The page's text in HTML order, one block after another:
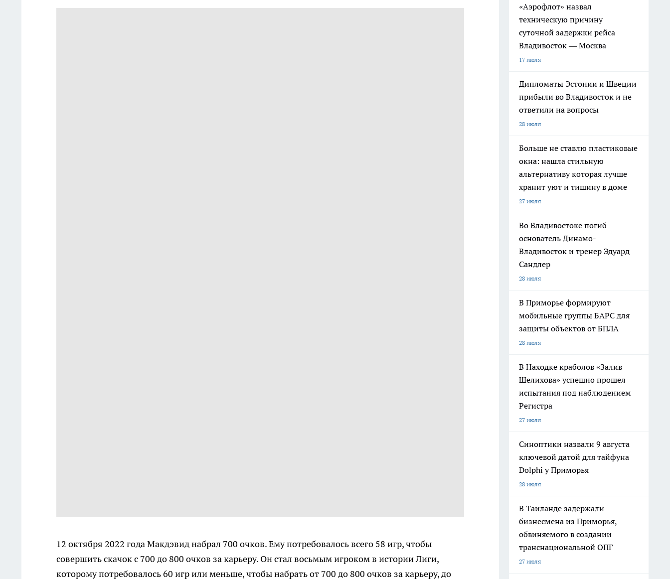
12 октября 2022 года Макдэвид набрал 700 очков. Ему потребовалось всего 58 игр, чтобы
совершить скачок с 700 до 800 очков за карьеру. Он стал восьмым игроком в истории Лиги,
которому потребовалось 60 игр или меньше, чтобы набрать от 700 до 800 очков за карьеру, до
«Аэрофлот» назвал
техническую причину
суточной задержки рейса
Владивосток — Москва
17 июля
Дипломаты Эстонии и Швеции
прибыли во Владивосток и не
ответили на вопросы
28 июля
Больше не ставлю пластиковые
окна: нашла стильную
альтернативу которая лучше
хранит уют и тишину в доме
27 июля
Во Владивостоке погиб
основатель Динамо-
Владивосток и тренер Эдуард
Сандлер
28 июля
В Приморье формируют
мобильные группы БАРС для
защиты объектов от БПЛА
28 июля
В Находке краболов «Залив
Шелихова» успешно прошел
испытания под наблюдением
Регистра
27 июля
Синоптики назвали 9 августа
ключевой датой для тайфуна
Dolphi у Приморья
28 июля
В Таиланде задержали
бизнесмена из Приморья,
обвиняемого в создании
транснациональной ОПГ
27 июля